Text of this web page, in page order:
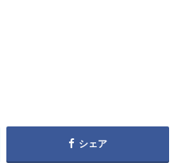
シェア